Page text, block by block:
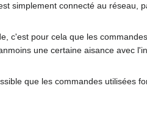
simplement connecté au réseau,
c'est pour cela que les
une certaine aisance avec
que les commandes utilisées